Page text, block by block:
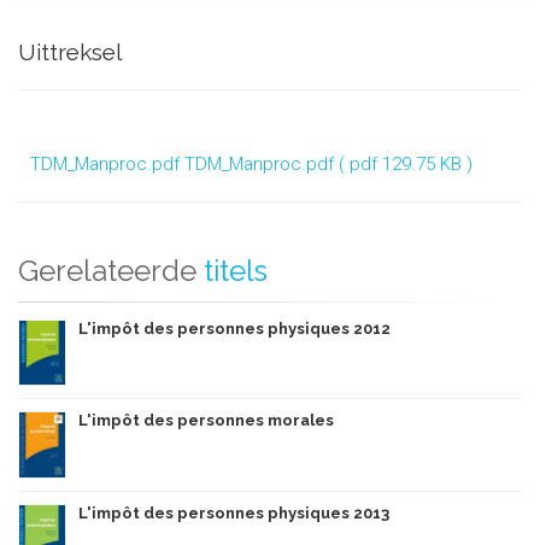
Uittreksel
TDM_Manproc.pdf TDM_Manproc.pdf ( pdf 129.75 KB )
Gerelateerde titels
L'impôt des personnes physiques 2012
L'impôt des personnes morales
L'impôt des personnes physiques 2013